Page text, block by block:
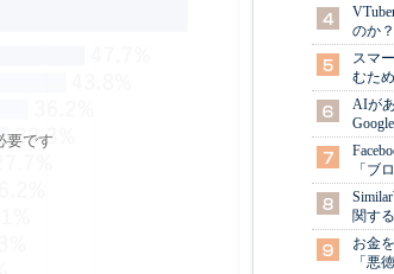
要です
のか
スマ
むた
AIが
「ブ
関す
お金
「悪